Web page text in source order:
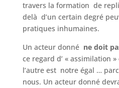
travers la formation de
delà d’un certain degré
pratiques inhumaines.
Un acteur donné ne doit
ce regard d’ « assimilation
l’autre est notre égal …
nous. Un acteur donné